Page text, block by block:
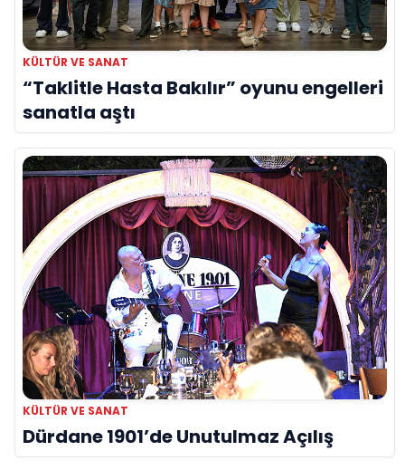
KÜLTÜR VE SANAT
“Taklitle Hasta Bakılır” oyunu engelleri
sanatla aştı
KÜLTÜR VE SANAT
Dürdane 1901’de Unutulmaz Açılış